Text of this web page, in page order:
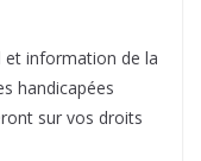
et information de la
handicapées
sur vos droits